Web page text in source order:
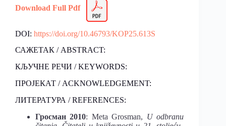
Download Full Pdf
DOI: https://doi.org/10.46793/KOP25.613S
САЖЕТАК / ABSTRACT:
КЉУЧНЕ РЕЧИ / KEYWORDS:
ПРОЈЕКАТ / ACKNOWLEDGEMENT:
ЛИТЕРАТУРА / REFERENCES:
Гросман 2010: Meta Grosman, U odbranu